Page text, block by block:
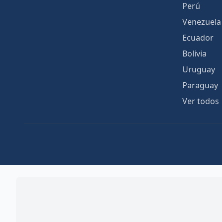
Perú
Venezuela
Ecuador
Bolivia
Uruguay
Paraguay
Ver todos